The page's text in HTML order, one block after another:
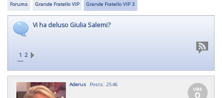
Forums Grande Fratello VIP Grande Fratello VIP 3
Vi ha deluso Giulia Salemi?
1 2
Aderus Posts: 2546